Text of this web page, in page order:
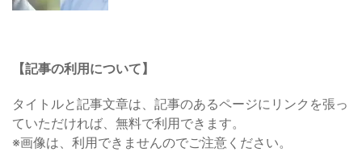
【記事の利用について】
タイトルと記事文章は、記事のあるページにリンクを張っ
ていただければ、無料で利用できます。
※画像は、利用できませんのでご注意ください。